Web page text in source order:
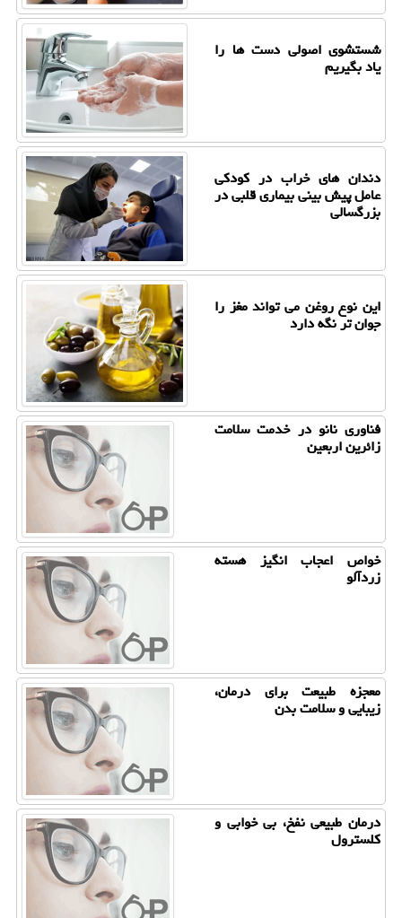
شستشوی اصولی دست ها را
یاد بگیریم
دندان های خراب در کودکی
عامل پیش بینی بیماری قلبی در
بزرگسالی
این نوع روغن می تواند مغز را
جوان تر نگه دارد
فناوری نانو در خدمت سلامت
زائرین اربعین
خواص اعجاب انگیز هسته
زردآلو
معجزه طبیعت برای درمان،
زیبایی و سلامت بدن
درمان طبیعی نفخ، بی خوابی و
کلسترول